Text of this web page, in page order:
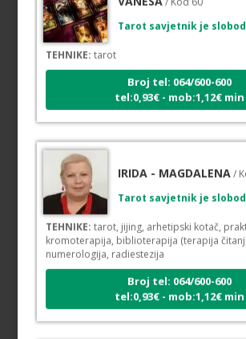
Tarot savjetnik je
TEHNIKE:tarot
tel:0,93€ - mob:1,12€ min
Tarot savjetnik je
TEHNIKE:tarot, jijing, arhetipski kotač,
kromoterapija, biblioterapija (terapija
numerologija, radiestezija
Broj tel: 064/600-600
tel:0,93€ - mob:1,12€ min